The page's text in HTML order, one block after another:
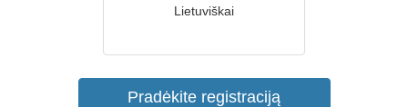
Lietuviškai
Pradėkite registraciją